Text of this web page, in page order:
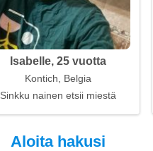
Isabelle, 25 vuotta
Kontich, Belgia
Sinkku nainen etsii miestä
Aloita hakusi